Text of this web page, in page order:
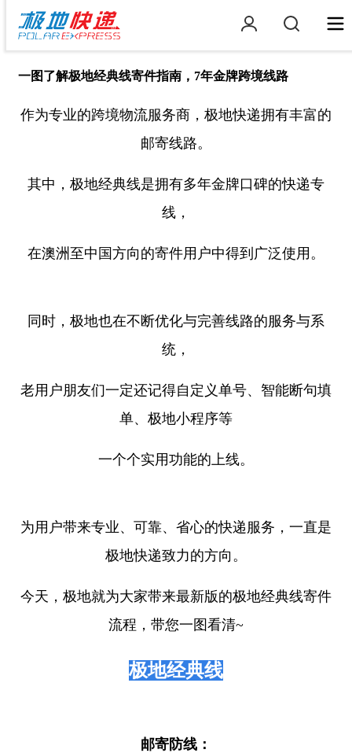
一图了解极地经典线寄件指南，7年金牌跨境线路
作为专业的跨境物流服务商，极地快递拥有丰富的
邮寄线路。
其中，极地经典线是拥有多年金牌口碑的快递专
线，
在澳洲至中国方向的寄件用户中得到广泛使用。
同时，极地也在不断优化与完善线路的服务与系
统，
老用户朋友们一定还记得自定义单号、智能断句填
单、极地小程序等
一个个实用功能的上线。
为用户带来专业、可靠、省心的快递服务，一直是
极地快递致力的方向。
今天，极地就为大家带来最新版的极地经典线寄件
流程，带您一图看清~
极地经典线
邮寄防线：